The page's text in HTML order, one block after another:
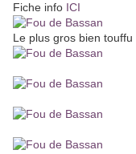
Fiche info ICI
Le plus gros bien